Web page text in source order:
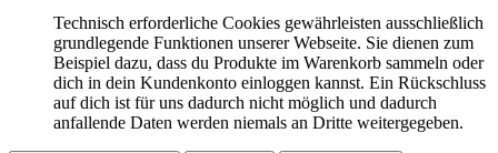
Technisch erforderliche Cookies gewährleisten ausschließlich
grundlegende Funktionen unserer Webseite. Sie dienen zum
Beispiel dazu, dass du Produkte im Warenkorb sammeln oder
dich in dein Kundenkonto einloggen kannst. Ein Rückschluss
auf dich ist für uns dadurch nicht möglich und dadurch
anfallende Daten werden niemals an Dritte weitergegeben.